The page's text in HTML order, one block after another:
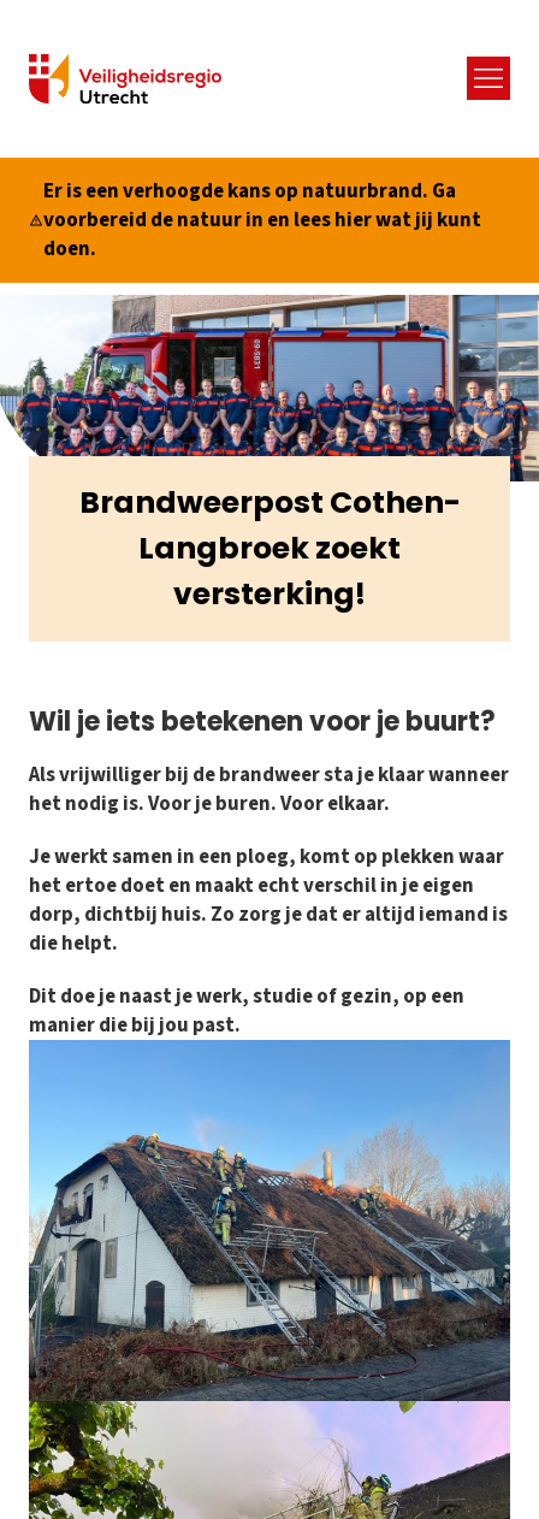
Menu
Er is een verhoogde kans op natuurbrand. Ga
voorbereid de natuur in en lees hier wat jij kunt
doen.
Brandweerpost Cothen-
Langbroek zoekt
versterking!
Wil je iets betekenen voor je buurt?
Als vrijwilliger bij de brandweer sta je klaar wanneer
het nodig is. Voor je buren. Voor elkaar.
Je werkt samen in een ploeg, komt op plekken waar
het ertoe doet en maakt echt verschil in je eigen
dorp, dichtbij huis. Zo zorg je dat er altijd iemand is
die helpt.
Dit doe je naast je werk, studie of gezin, op een
manier die bij jou past.